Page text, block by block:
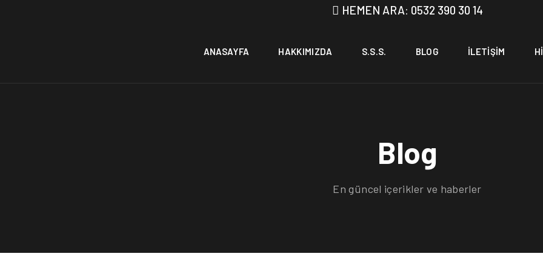
HEMEN ARA: 0532 390 30 14
ANASAYFA HAKKIMIZDA S.S.S. BLOG İLETIŞIM
Blog
En güncel içerikler ve haberler